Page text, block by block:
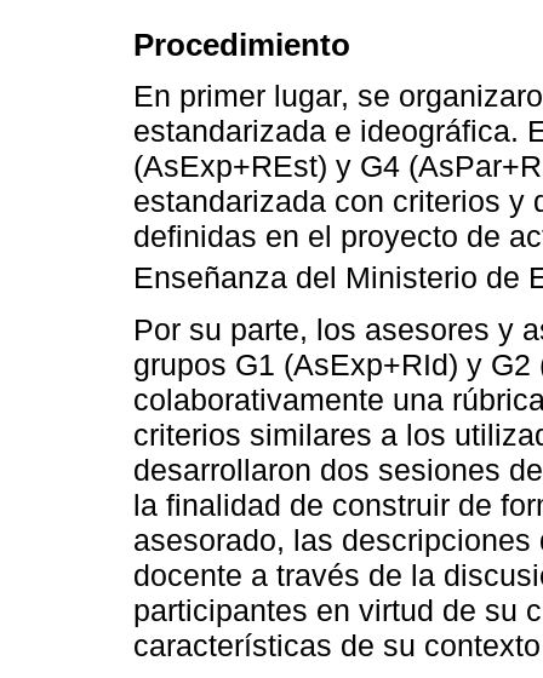
Procedimiento
En primer lugar, se
estandarizada e ideográfica.
(AsExp+REst) y G4
estandarizada con criterios y
definidas en el proyecto de
Enseñanza del Ministerio de
Por su parte, los asesores y
grupos G1 (AsExp+RId) y
colaborativamente una
criterios similares a los
desarrollaron dos sesiones
la finalidad de construir de
asesorado, las
docente a través de la
participantes en virtud de su
características de su